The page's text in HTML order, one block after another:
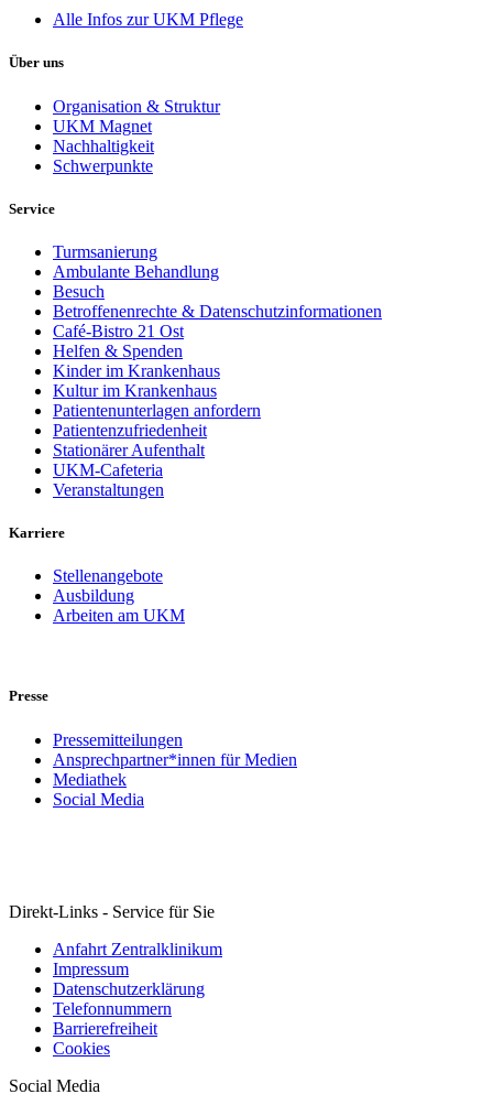
Alle Infos zur UKM Pflege
Über uns
Organisation & Struktur
UKM Magnet
Nachhaltigkeit
Schwerpunkte
Service
Turmsanierung
Ambulante Behandlung
Besuch
Betroffenenrechte & Datenschutzinformationen
Café-Bistro 21 Ost
Helfen & Spenden
Kinder im Krankenhaus
Kultur im Krankenhaus
Patientenunterlagen anfordern
Patientenzufriedenheit
Stationärer Aufenthalt
UKM-Cafeteria
Veranstaltungen
Karriere
Stellenangebote
Ausbildung
Arbeiten am UKM
Presse
Pressemitteilungen
Ansprechpartner*innen für Medien
Mediathek
Social Media
Direkt-Links - Service für Sie
Anfahrt Zentralklinikum
Impressum
Datenschutzerklärung
Telefonnummern
Barrierefreiheit
Cookies
Social Media